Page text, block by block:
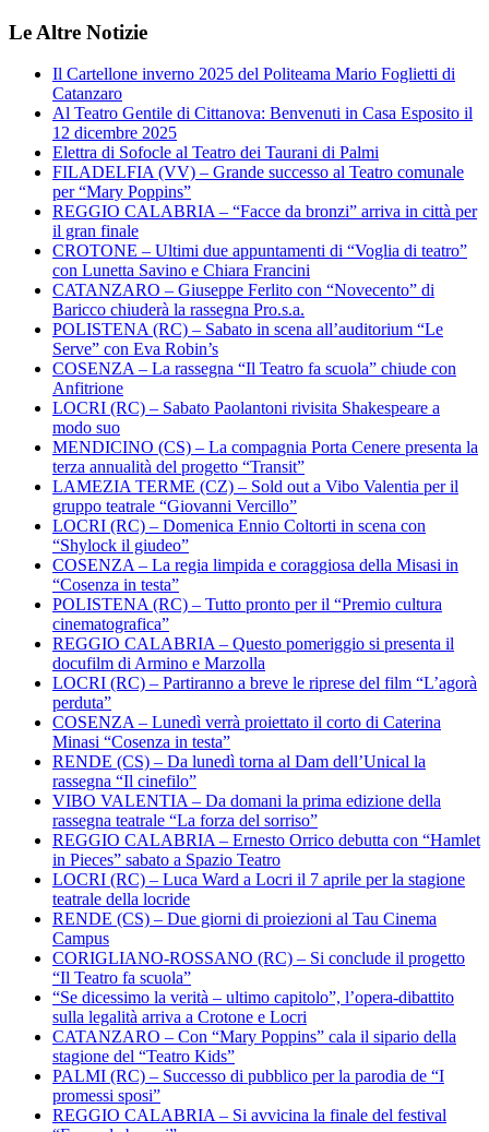
Le Altre Notizie
Il Cartellone inverno 2025 del Politeama Mario Foglietti di
Catanzaro
Al Teatro Gentile di Cittanova: Benvenuti in Casa Esposito il
12 dicembre 2025
Elettra di Sofocle al Teatro dei Taurani di Palmi
FILADELFIA (VV) – Grande successo al Teatro comunale
per “Mary Poppins”
REGGIO CALABRIA – “Facce da bronzi” arriva in città per
il gran finale
CROTONE – Ultimi due appuntamenti di “Voglia di teatro”
con Lunetta Savino e Chiara Francini
CATANZARO – Giuseppe Ferlito con “Novecento” di
Baricco chiuderà la rassegna Pro.s.a.
POLISTENA (RC) – Sabato in scena all’auditorium “Le
Serve” con Eva Robin’s
COSENZA – La rassegna “Il Teatro fa scuola” chiude con
Anfitrione
LOCRI (RC) – Sabato Paolantoni rivisita Shakespeare a
modo suo
MENDICINO (CS) – La compagnia Porta Cenere presenta la
terza annualità del progetto “Transit”
LAMEZIA TERME (CZ) – Sold out a Vibo Valentia per il
gruppo teatrale “Giovanni Vercillo”
LOCRI (RC) – Domenica Ennio Coltorti in scena con
“Shylock il giudeo”
COSENZA – La regia limpida e coraggiosa della Misasi in
“Cosenza in testa”
POLISTENA (RC) – Tutto pronto per il “Premio cultura
cinematografica”
REGGIO CALABRIA – Questo pomeriggio si presenta il
docufilm di Armino e Marzolla
LOCRI (RC) – Partiranno a breve le riprese del film “L’agorà
perduta”
COSENZA – Lunedì verrà proiettato il corto di Caterina
Minasi “Cosenza in testa”
RENDE (CS) – Da lunedì torna al Dam dell’Unical la
rassegna “Il cinefilo”
VIBO VALENTIA – Da domani la prima edizione della
rassegna teatrale “La forza del sorriso”
REGGIO CALABRIA – Ernesto Orrico debutta con “Hamlet
in Pieces” sabato a Spazio Teatro
LOCRI (RC) – Luca Ward a Locri il 7 aprile per la stagione
teatrale della locride
RENDE (CS) – Due giorni di proiezioni al Tau Cinema
Campus
CORIGLIANO-ROSSANO (RC) – Si conclude il progetto
“Il Teatro fa scuola”
“Se dicessimo la verità – ultimo capitolo”, l’opera-dibattito
sulla legalità arriva a Crotone e Locri
CATANZARO – Con “Mary Poppins” cala il sipario della
stagione del “Teatro Kids”
PALMI (RC) – Successo di pubblico per la parodia de “I
promessi sposi”
REGGIO CALABRIA – Si avvicina la finale del festival